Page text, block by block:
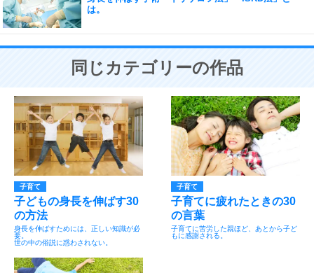
は。
同じカテゴリーの作品
子育て
子どもの身長を伸ばす30
の方法
身長を伸ばすためには、正しい知識が必
要。
世の中の俗説に惑わされない。
子育て
子育てに疲れたときの30
の言葉
子育てに苦労した親ほど、あとから子ど
もに感謝される。